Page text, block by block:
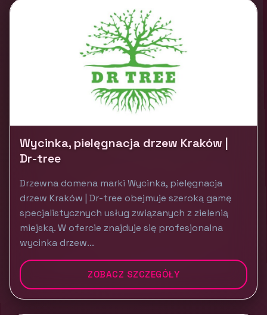
Wycinka, pielęgnacja drzew Kraków |
Dr-tree
Drzewna domena marki Wycinka, pielęgnacja
drzew Kraków | Dr-tree obejmuje szeroką gamę
specjalistycznych usług związanych z zielenią
miejską. W ofercie znajduje się profesjonalna
wycinka drzew...
ZOBACZ SZCZEGÓŁY